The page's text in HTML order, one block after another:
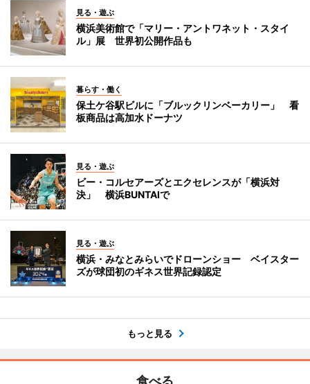
見る・遊ぶ
横浜美術館で「マリー・アントワネット・スタイ
ル」展 世界初公開作品も
暮らす・働く
保土ケ谷駅ビルに「ブルックリンベーカリー」 看
板商品は高加水ドーナツ
見る・遊ぶ
ビー・コルセアーズとエクセレンスが「横浜対
決」 横浜BUNTAIで
見る・遊ぶ
横浜・みなとみらいでドローンショー ベイスター
ズが球団初のギネス世界記録認定
もっと見る
食べる